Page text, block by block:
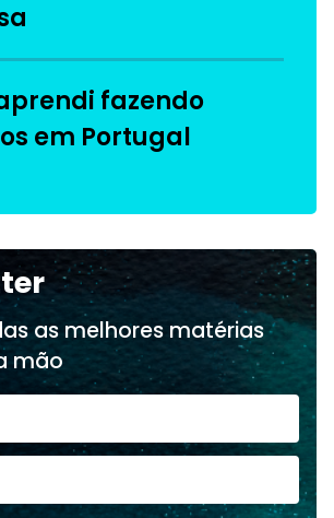
fazendo
em Portugal
as melhores matérias
mão